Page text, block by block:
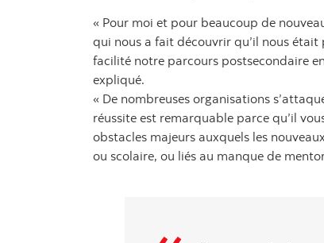
« Pour moi et pour beaucoup de
qui nous a fait découvrir qu’il nous
facilité notre parcours postsecondaire
expliqué.
« De nombreuses organisations
réussite est remarquable parce qu’il
obstacles majeurs auxquels les
ou scolaire, ou liés au manque de